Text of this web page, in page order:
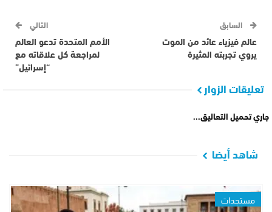
السابق
عالم فيزياء عائد من الموت
يروي تجربته المثيرة
التالي
الأمم المتحدة تدعو العالم
لمراجعة كل علاقاته مع
“إسرائيل”
تعليقات الزوار
جاري تحميل التعاليق...
شاهد أيضا
مستجدات